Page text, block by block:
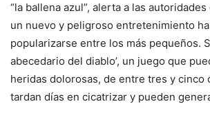
“la ballena azul”, alerta a las
un nuevo y peligroso entretenimiento
popularizarse entre los más pequeños.
abecedario del diablo’, un juego que
heridas dolorosas, de entre tres y cinco
tardan días en cicatrizar y pueden